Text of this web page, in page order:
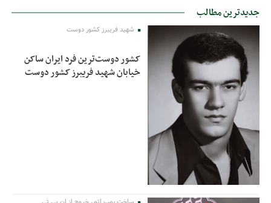
جدیدترین مطالب
شهید فریبرز کشور دوست
کشور دوست‌ترین فرد ایران ساکن
خیابان شهید فریبرز کشور دوست